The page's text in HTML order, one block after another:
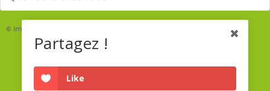
© Images : Adobe Stock
Partagez !
Like